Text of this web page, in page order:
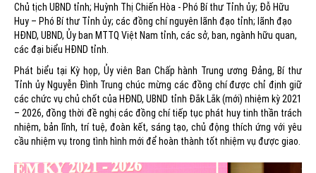
Chủ tịch UBND tỉnh; Huỳnh Thị Chiến Hòa - Phó Bí thư Tỉnh ủy; Đỗ Hữu
Huy – Phó Bí thư Tỉnh ủy; các đồng chí nguyên lãnh đạo tỉnh; lãnh đạo
HĐND, UBND, Ủy ban MTTQ Việt Nam tỉnh, các sở, ban, ngành hữu quan,
các đại biểu HĐND tỉnh.
Phát biểu tại Kỳ họp, Ủy viên Ban Chấp hành Trung ương Đảng, Bí thư
Tỉnh ủy Nguyễn Đình Trung chúc mừng các đồng chí được chỉ định giữ
các chức vụ chủ chốt của HĐND, UBND tỉnh Đắk Lắk (mới) nhiệm kỳ 2021
– 2026, đồng thời đề nghị các đồng chí tiếp tục phát huy tinh thần trách
nhiệm, bản lĩnh, trí tuệ, đoàn kết, sáng tạo, chủ động thích ứng với yêu
cầu nhiệm vụ trong tình hình mới để hoàn thành tốt nhiệm vụ được giao.